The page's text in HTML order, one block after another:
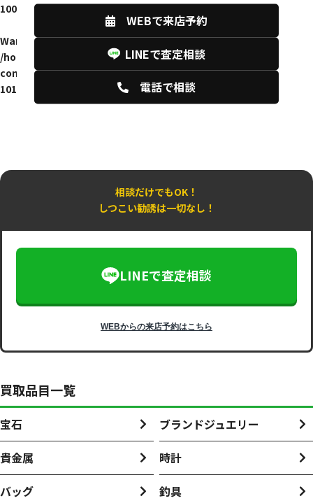
100
Warning: Attempt to read property "slug" on null in
/home/monobank/monobank.jp/public_html/wp-
content/themes/monobank_shop/single-works.phpon line
101
相談だけでもOK！
しつこい勧誘は一切なし！
LINEで査定相談
WEBからの来店予約はこちら
買取品目一覧
宝石
ブランドジュエリー
貴金属
時計
バッグ
釣具
WEBで来店予約
LINEで査定相談
電話で相談